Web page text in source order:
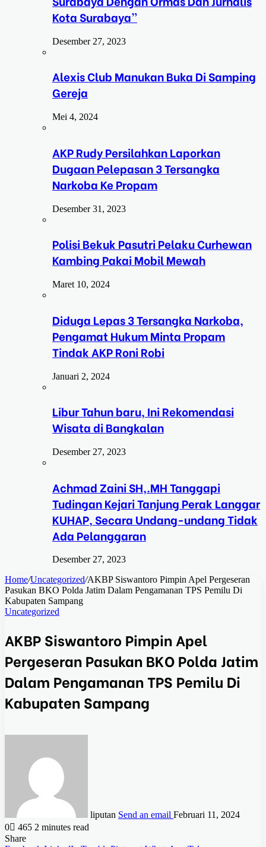
Kota Surabaya”
Desember 27, 2023
Alexis Club Manukan Buka Di Samping
Gereja
Mei 4, 2024
AKP Rudy Persilahkan Laporkan
Dugaan Pelepasan 3 Tersangka
Narkoba Ke Propam
Desember 31, 2023
Polisi Bekuk Pasutri Pelaku Curhewan
Kambing Pakai Mobil Mewah
Maret 10, 2024
Diduga Lepas 3 Tersangka Narkoba,
Pengamat Hukum Minta Propam
Tindak AKP Roni Robi
Januari 2, 2024
Libur Tahun baru, Ini Rekomendasi
Wisata di Bangkalan
Desember 27, 2023
Achmad Zaini SH,.MH Tanggapi
Tudingan Kejari Tanjung Perak Langgar
KUHAP, Secara Undang-undang Tidak
Ada Pelanggaran
Desember 27, 2023
Home/Uncategorized/AKBP Siswantoro Pimpin Apel Pergeseran
Pasukan BKO Polda Jatim Dalam Pengamanan TPS Pemilu Di
Kabupaten Sampang
Uncategorized
AKBP Siswantoro Pimpin Apel
Pergeseran Pasukan BKO Polda Jatim
Dalam Pengamanan TPS Pemilu Di
Kabupaten Sampang
liputan Send an email Februari 11, 2024
0
465 2 minutes read
Share